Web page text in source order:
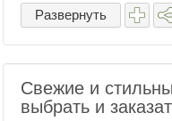
Развернуть
Свежие и
выбрать и